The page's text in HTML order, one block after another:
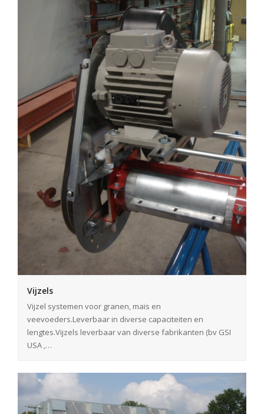
Vijzels
Vijzel systemen voor granen, maïs en
veevoeders.Leverbaar in diverse capaciteiten en
lengtes.Vijzels leverbaar van diverse fabrikanten (bv GSI
USA ,…